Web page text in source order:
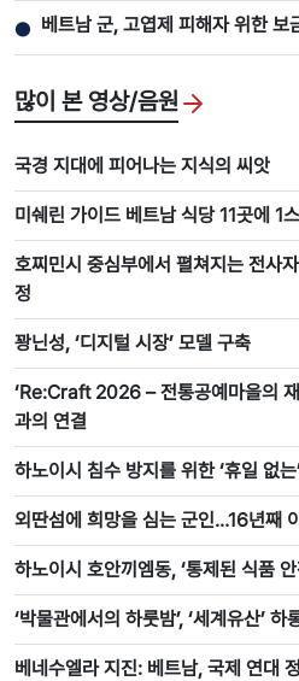
● 베트남 군, 고엽제 피해자 위한
많이 본 영상/음원
국경 지대에 피어나는 지식의 씨앗
미쉐린 가이드 베트남 식당 11곳에 1
호찌민시 중심부에서 펼쳐지는 전사
정
꽝닌성, ‘디지털 시장’ 모델 구축
‘Re:Craft 2026 – 전통공예마을의
과의 연결
하노이시 침수 방지를 위한 ‘휴일 없
외딴섬에 희망을 심는 군인…16년째
하노이시 호안끼엠동, ‘통제된 식품 안
‘박물관에서의 하룻밤’, ‘세계유산’
베네수엘라 지진: 베트남, 국제 연대